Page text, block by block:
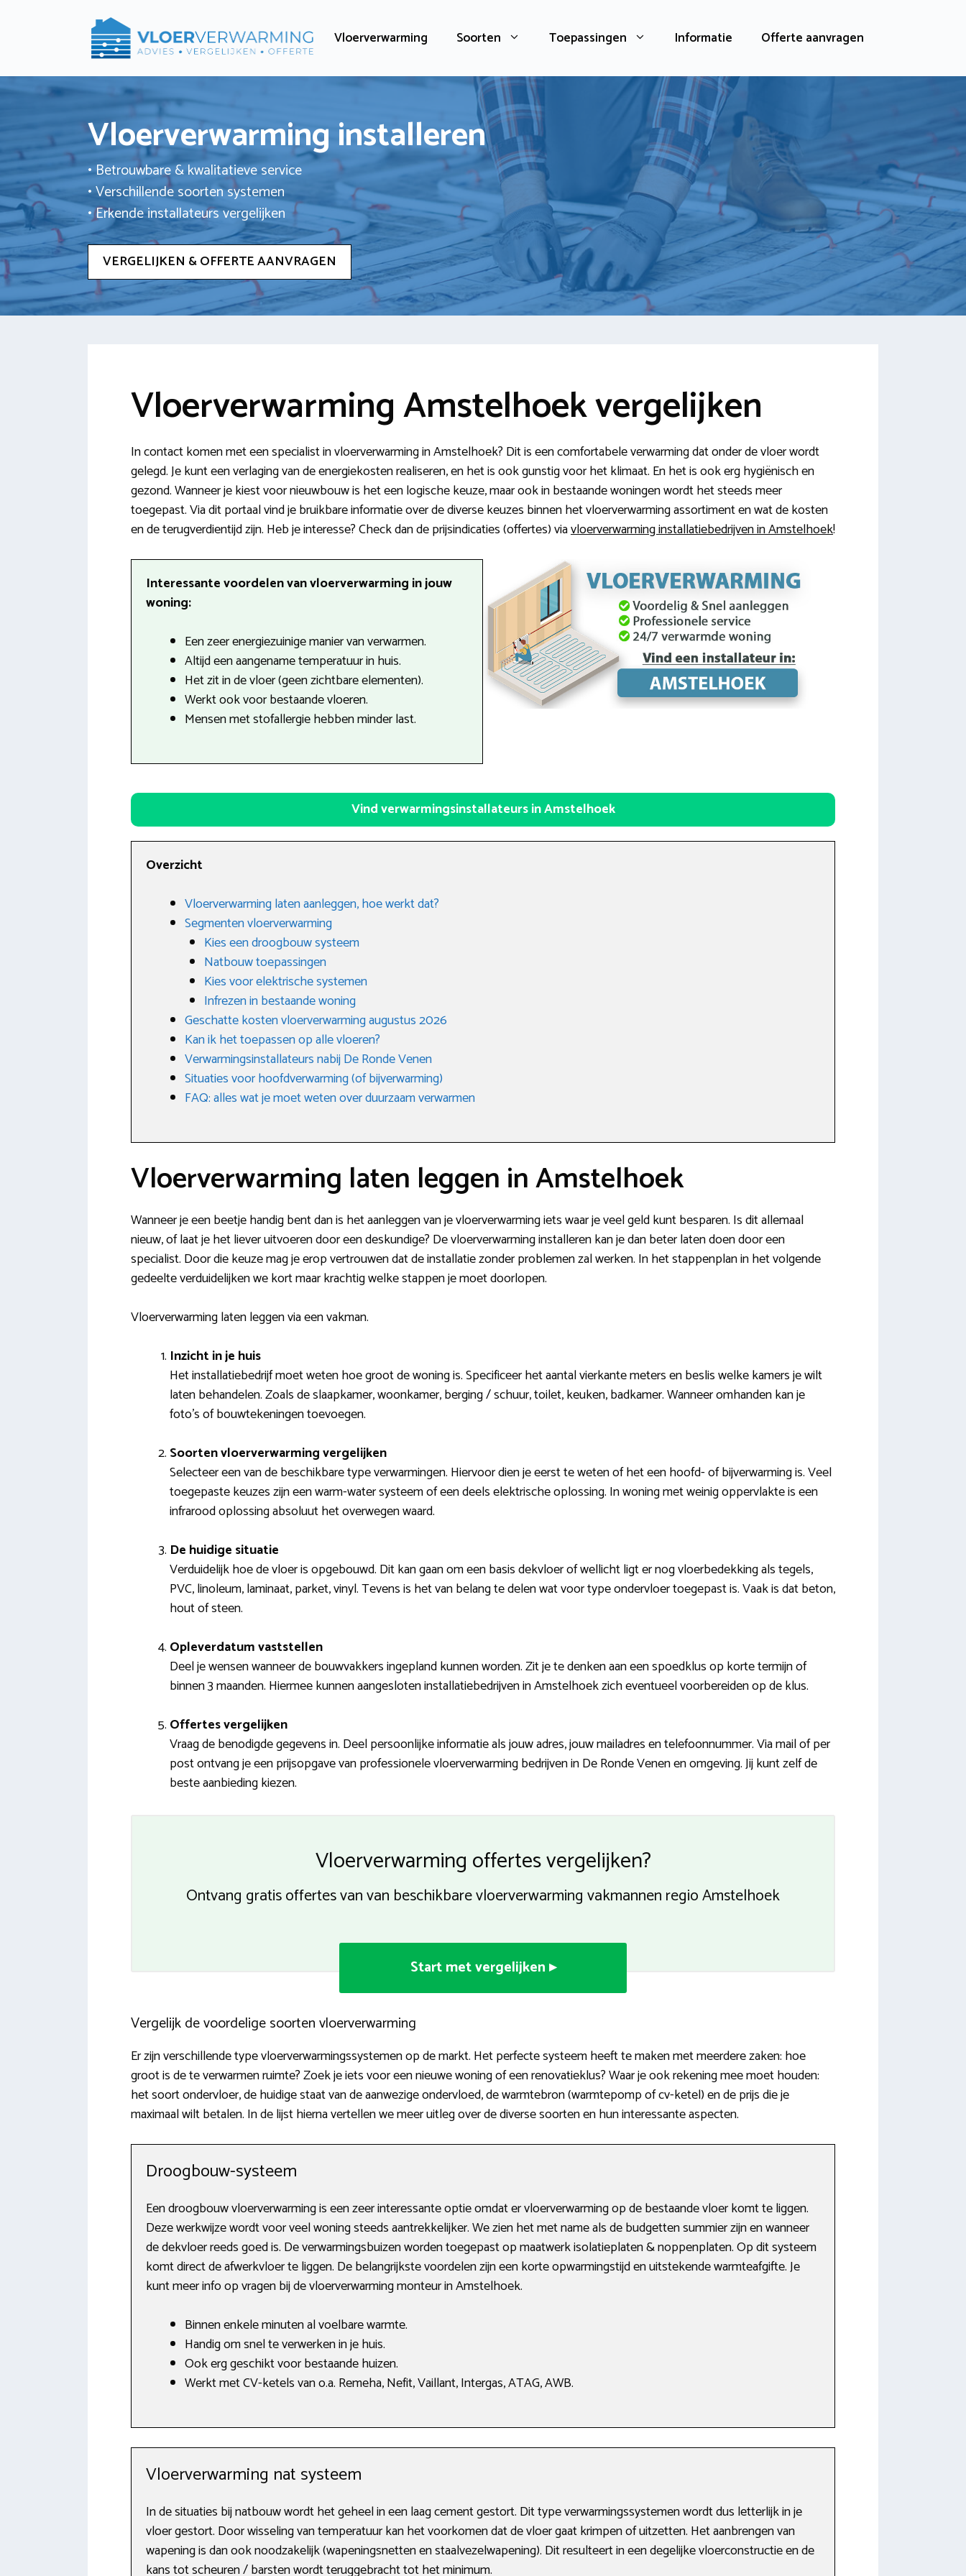
Vloerverwarming Soorten Toepassingen Informatie Offerte aanvragen
Vloerverwarming installeren
• Betrouwbare & kwalitatieve service
• Verschillende soorten systemen
• Erkende installateurs vergelijken
VERGELIJKEN & OFFERTE AANVRAGEN
Vloerverwarming Amstelhoek vergelijken
In contact komen met een specialist in vloerverwarming in Amstelhoek? Dit is een comfortabele verwarming dat onder de vloer wordt
gelegd. Je kunt een verlaging van de energiekosten realiseren, en het is ook gunstig voor het klimaat. En het is ook erg hygiënisch en
gezond. Wanneer je kiest voor nieuwbouw is het een logische keuze, maar ook in bestaande woningen wordt het steeds meer
toegepast. Via dit portaal vind je bruikbare informatie over de diverse keuzes binnen het vloerverwarming assortiment en wat de kosten
en de terugverdientijd zijn. Heb je interesse? Check dan de prijsindicaties (offertes) viavloerverwarming installatiebedrijven in Amstelhoek!
Interessante voordelen van vloerverwarming in jouw
woning:
Een zeer energiezuinige manier van verwarmen.
Altijd een aangename temperatuur in huis.
Het zit in de vloer (geen zichtbare elementen).
Werkt ook voor bestaande vloeren.
Mensen met stofallergie hebben minder last.
Vind verwarmingsinstallateurs in Amstelhoek
Overzicht
Vloerverwarming laten aanleggen, hoe werkt dat?
Segmenten vloerverwarming
Kies een droogbouw systeem
Natbouw toepassingen
Kies voor elektrische systemen
Infrezen in bestaande woning
Geschatte kosten vloerverwarming augustus 2026
Kan ik het toepassen op alle vloeren?
Verwarmingsinstallateurs nabij De Ronde Venen
Situaties voor hoofdverwarming (of bijverwarming)
FAQ: alles wat je moet weten over duurzaam verwarmen
Vloerverwarming laten leggen in Amstelhoek
Wanneer je een beetje handig bent dan is het aanleggen van je vloerverwarming iets waar je veel geld kunt besparen. Is dit allemaal
nieuw, of laat je het liever uitvoeren door een deskundige? De vloerverwarming installeren kan je dan beter laten doen door een
specialist. Door die keuze mag je erop vertrouwen dat de installatie zonder problemen zal werken. In het stappenplan in het volgende
gedeelte verduidelijken we kort maar krachtig welke stappen je moet doorlopen.
Vloerverwarming laten leggen via een vakman.
Inzicht in je huis
Het installatiebedrijf moet weten hoe groot de woning is. Specificeer het aantal vierkante meters en beslis welke kamers je wilt
laten behandelen. Zoals de slaapkamer, woonkamer, berging / schuur, toilet, keuken, badkamer. Wanneer omhanden kan je
foto’s of bouwtekeningen toevoegen.
Soorten vloerverwarming vergelijken
Selecteer een van de beschikbare type verwarmingen. Hiervoor dien je eerst te weten of het een hoofd- of bijverwarming is. Veel
toegepaste keuzes zijn een warm-water systeem of een deels elektrische oplossing. In woning met weinig oppervlakte is een
infrarood oplossing absoluut het overwegen waard.
De huidige situatie
Verduidelijk hoe de vloer is opgebouwd. Dit kan gaan om een basis dekvloer of wellicht ligt er nog vloerbedekking als tegels,
PVC, linoleum, laminaat, parket, vinyl. Tevens is het van belang te delen wat voor type ondervloer toegepast is. Vaak is dat beton,
hout of steen.
Opleverdatum vaststellen
Deel je wensen wanneer de bouwvakkers ingepland kunnen worden. Zit je te denken aan een spoedklus op korte termijn of
binnen 3 maanden. Hiermee kunnen aangesloten installatiebedrijven in Amstelhoek zich eventueel voorbereiden op de klus.
Offertes vergelijken
Vraag de benodigde gegevens in. Deel persoonlijke informatie als jouw adres, jouw mailadres en telefoonnummer. Via mail of per
post ontvang je een prijsopgave van professionele vloerverwarming bedrijven in De Ronde Venen en omgeving. Jij kunt zelf de
beste aanbieding kiezen.
Vloerverwarming offertes vergelijken?
Ontvang gratis offertes van van beschikbare vloerverwarming vakmannen regio Amstelhoek
Start met vergelijken ▸
Vergelijk de voordelige soorten vloerverwarming
Er zijn verschillende type vloerverwarmingssystemen op de markt. Het perfecte systeem heeft te maken met meerdere zaken: hoe
groot is de te verwarmen ruimte? Zoek je iets voor een nieuwe woning of een renovatieklus? Waar je ook rekening mee moet houden:
het soort ondervloer, de huidige staat van de aanwezige ondervloed, de warmtebron (warmtepomp of cv-ketel) en de prijs die je
maximaal wilt betalen. In de lijst hierna vertellen we meer uitleg over de diverse soorten en hun interessante aspecten.
Droogbouw-systeem
Een droogbouw vloerverwarming is een zeer interessante optie omdat er vloerverwarming op de bestaande vloer komt te liggen.
Deze werkwijze wordt voor veel woning steeds aantrekkelijker. We zien het met name als de budgetten summier zijn en wanneer
de dekvloer reeds goed is. De verwarmingsbuizen worden toegepast op maatwerk isolatieplaten & noppenplaten. Op dit systeem
komt direct de afwerkvloer te liggen. De belangrijkste voordelen zijn een korte opwarmingstijd en uitstekende warmteafgifte. Je
kunt meer info op vragen bij de vloerverwarming monteur in Amstelhoek.
Binnen enkele minuten al voelbare warmte.
Handig om snel te verwerken in je huis.
Ook erg geschikt voor bestaande huizen.
Werkt met CV-ketels van o.a. Remeha, Nefit, Vaillant, Intergas, ATAG, AWB.
Vloerverwarming nat systeem
In de situaties bij natbouw wordt het geheel in een laag cement gestort. Dit type verwarmingssystemen wordt dus letterlijk in je
vloer gestort. Door wisseling van temperatuur kan het voorkomen dat de vloer gaat krimpen of uitzetten. Het aanbrengen van
wapening is dan ook noodzakelijk (wapeningsnetten en staalvezelwapening). Dit resulteert in een degelijke vloerconstructie en de
kans tot scheuren / barsten wordt teruggebracht tot het minimum.